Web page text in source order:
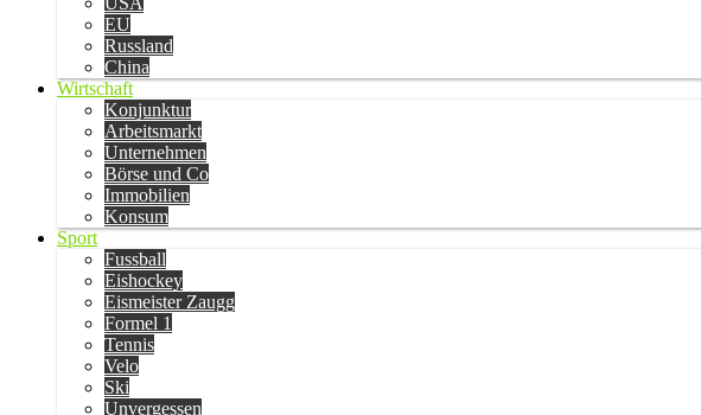
EU
Russland
China
Wirtschaft
Konjunktur
Arbeitsmarkt
Unternehmen
Börse und Co
Immobilien
Konsum
Sport
Fussball
Eishockey
Eismeister Zaugg
Formel 1
Tennis
Velo
Ski
Unvergessen